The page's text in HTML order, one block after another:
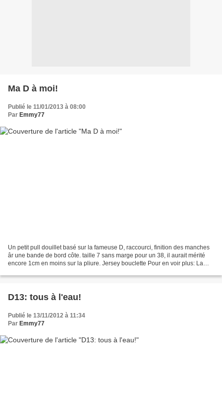
Ma D à moi!
Publié le 11/01/2013 à 08:00
Par Emmy77
Un petit pull douillet basé sur la fameuse D, raccourci, finition des manches
âr une bande de bord côte. taille 7 sans marge pour un 38, il aurait mérité
encore 1cm en moins sur la pliure. Jersey bouclette Pour en voir plus: La
D13: tous à l'eau!
Publié le 13/11/2012 à 11:34
Par Emmy77